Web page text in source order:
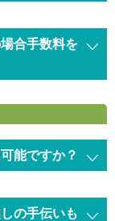
合手数料を
能ですか？
の手伝いも